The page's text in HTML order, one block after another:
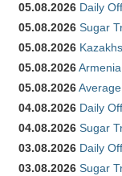
05.08.2026 Daily
05.08.2026 Sugar
05.08.2026
05.08.2026
05.08.2026
04.08.2026 Daily
04.08.2026 Sugar
03.08.2026 Daily
03.08.2026 Sugar